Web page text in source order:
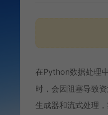
在Python数据处理中
时，会因阻塞导致
生成器和流式处理